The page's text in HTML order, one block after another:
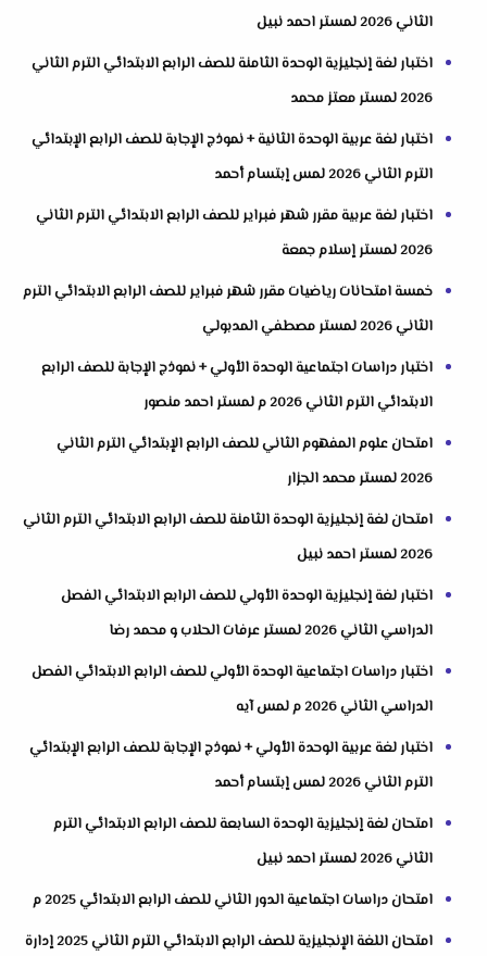
الثاني 2026 لمستر احمد نبيل
اختبار لغة إنجليزية الوحدة الثامنة للصف الرابع الابتدائي الترم الثاني
2026 لمستر معتز محمد
اختبار لغة عربية الوحدة الثانية + نموذج الإجابة للصف الرابع الإبتدائي
الترم الثاني 2026 لمس إبتسام أحمد
اختبار لغة عربية مقرر شهر فبراير للصف الرابع الابتدائي الترم الثاني
2026 لمستر إسلام جمعة
خمسة امتحانات رياضيات مقرر شهر فبراير للصف الرابع الابتدائي الترم
الثاني 2026 لمستر مصطفي المدبولي
اختبار دراسات اجتماعية الوحدة الأولي + نموذج الإجابة للصف الرابع
الابتدائي الترم الثاني 2026 م لمستر احمد منصور
امتحان علوم المفهوم الثاني للصف الرابع الإبتدائي الترم الثاني
2026 لمستر محمد الجزار
امتحان لغة إنجليزية الوحدة الثامنة للصف الرابع الابتدائي الترم الثاني
2026 لمستر احمد نبيل
اختبار لغة إنجليزية الوحدة الأولي للصف الرابع الابتدائي الفصل
الدراسي الثاني 2026 لمستر عرفات الحلاب و محمد رضا
اختبار دراسات اجتماعية الوحدة الأولي للصف الرابع الابتدائي الفصل
الدراسي الثاني 2026 م لمس آيه
اختبار لغة عربية الوحدة الأولي + نموذج الإجابة للصف الرابع الإبتدائي
الترم الثاني 2026 لمس إبتسام أحمد
امتحان لغة إنجليزية الوحدة السابعة للصف الرابع الابتدائي الترم
الثاني 2026 لمستر احمد نبيل
امتحان دراسات اجتماعية الدور الثاني للصف الرابع الابتدائي 2025 م
امتحان اللغة الإنجليزية للصف الرابع الابتدائي الترم الثاني 2025 إدارة